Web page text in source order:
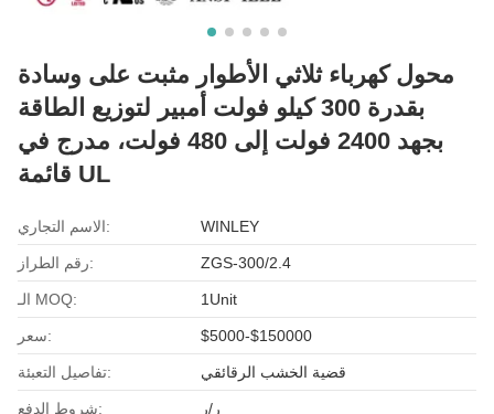
محول كهرباء ثلاثي الأطوار مثبت على وسادة
بقدرة 300 كيلو فولت أمبير لتوزيع الطاقة
بجهد 2400 فولت إلى 480 فولت، مدرج في
قائمة UL
الاسم التجاري: WINLEY
رقم الطراز: ZGS-300/2.4
الـ MOQ: 1Unit
سعر: $5000-$150000
تفاصيل التعبئة: قضية الخشب الرقائقي
شروط الدفع: ر/ر